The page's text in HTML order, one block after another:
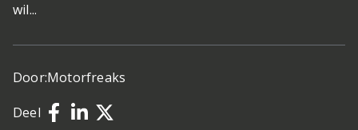
wil...
Door:Motorfreaks
Deel